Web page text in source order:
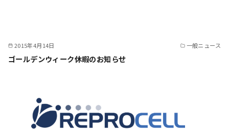
2015年4月14日 一般ニュース
ゴールデンウィーク休暇のお知らせ